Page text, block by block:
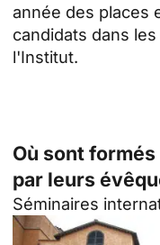
année des places
candidats dans
l'Institut.
Où sont
par leurs
Séminaires